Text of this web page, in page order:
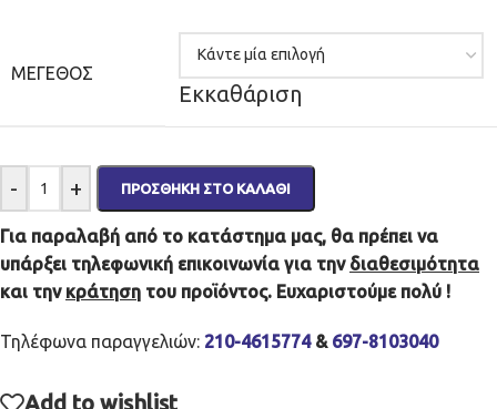
ΜΈΓΕΘΟΣ
Εκκαθάριση
- + ΠΡΟΣΘΉΚΗ ΣΤΟ ΚΑΛΆΘΙ
Για παραλαβή από το κατάστημα μας, θα πρέπει να
υπάρξει τηλεφωνική επικοινωνία για την διαθεσιμότητα
και την κράτηση του προϊόντος. Ευχαριστούμε πολύ !
Τηλέφωνα παραγγελιών: 210-4615774& 697-8103040
Add to wishlist